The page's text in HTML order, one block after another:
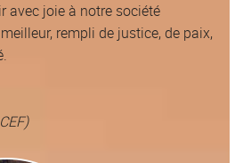
avec joie à notre société
rempli de justice, de paix,